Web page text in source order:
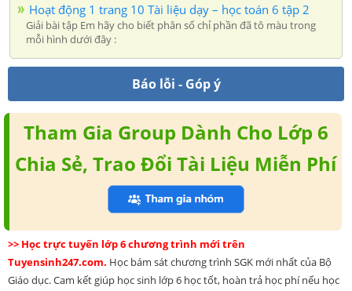
Hoạt động 1 trang 10 Tài liệu dạy – học toán 6 tập 2
Giải bài tập Em hãy cho biết phân số chỉ phần đã tô màu trong
mỗi hình dưới đây :
Báo lỗi - Góp ý
Tham Gia Group Dành Cho Lớp 6
Chia Sẻ, Trao Đổi Tài Liệu Miễn Phí
>> Học trực tuyến lớp 6 chương trình mới trên
Tuyensinh247.com. Học bám sát chương trình SGK mới nhất của Bộ
Giáo dục. Cam kết giúp học sinh lớp 6 học tốt, hoàn trả học phí nếu học